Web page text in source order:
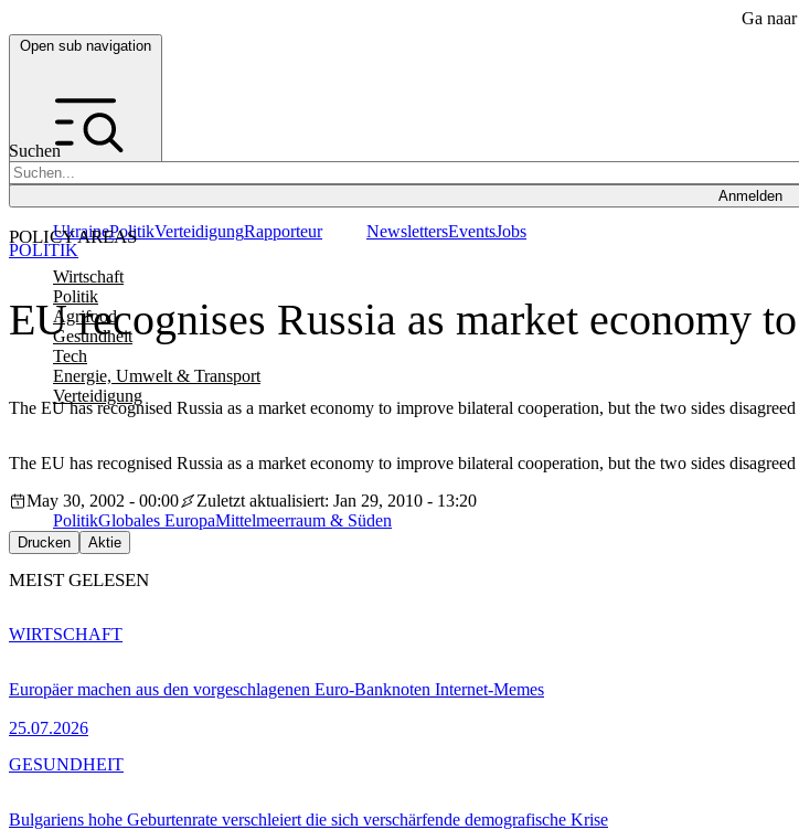
Ga
Open sub navigation
Suchen
Anmelden
POLICY AREAS
Wirtschaft
Politik
Agrifood
Gesundheit
Tech
Energie, Umwelt & Transport
Verteidigung
UkrainePolitikVerteidigungRapporteur NewslettersEventsJobs
EU recognises Russia as market economy
The EU has recognised Russia as a market economy to improve bilateral cooperation, but the two sides
POLITIK
The EU has recognised Russia as a market economy to improve bilateral cooperation, but the two sides
May 30, 2002 - 00:00
Zuletzt aktualisiert: Jan 29, 2010 - 13:20
PolitikGlobales EuropaMittelmeerraum & Süden
Drucken Aktie
MEIST GELESEN
Europäer machen aus den vorgeschlagenen Euro-Banknoten Internet-Memes
25.07.2026
WIRTSCHAFT
Bulgariens hohe Geburtenrate verschleiert die sich verschärfende demografische Krise
GESUNDHEIT